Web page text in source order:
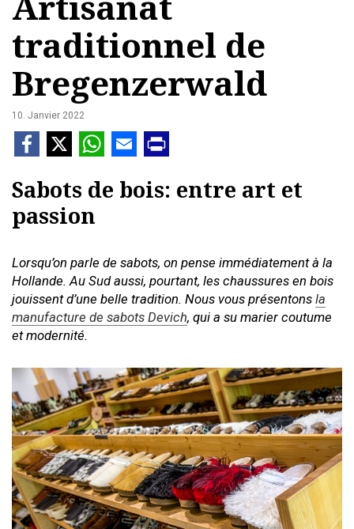
traditionnel de
Bregenzerwald
10. Janvier 2022
Sabots de bois: entre art et
passion
Lorsqu’on parle de sabots, on pense immédiatement à la
Hollande. Au Sud aussi, pourtant, les chaussures en bois
jouissent d’une belle tradition. Nous vous présentons la
manufacture de sabots Devich, qui a su marier coutume
et modernité.